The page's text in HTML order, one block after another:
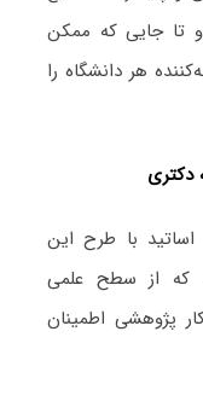
و تا جایی که ممکن
هر دانشگاه را
دکتری
اساتید با طرح این
که از سطح علمی
پژوهشی اطمینان